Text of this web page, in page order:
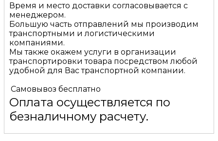
Время и место доставки согласовывается с
менеджером.
Большую часть отправлений мы производим
транспортными и логистическими
компаниями.
Мы также окажем услуги в организации
транспортировки товара посредством любой
удобной для Вас транспортной компании.
Самовывоз бесплатно
Оплата осуществляется по
безналичному расчету.